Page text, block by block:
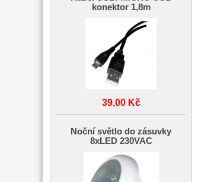
konektor 1,8m
39,00 Kč
Noční světlo do zásuvky
8xLED 230VAC